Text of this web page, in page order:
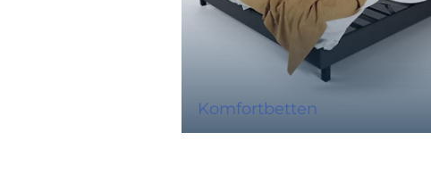
Komfortbetten